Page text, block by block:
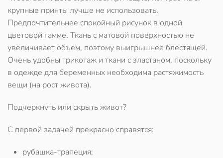
крупные принты лучше не использовать.
Предпочтительнее спокойный рисунок в одной
цветовой гамме. Ткань с матовой поверхностью не
увеличивает объем, поэтому выигрышнее блестящей.
Очень удобны трикотаж и ткани с эластаном, поскольку
в одежде для беременных необходима растяжимость
вещи (на рост живота).
Подчеркнуть или скрыть живот?
С первой задачей прекрасно справятся:
рубашка-трапеция;